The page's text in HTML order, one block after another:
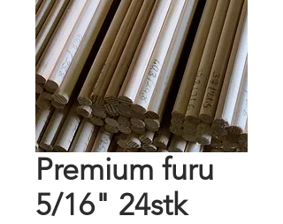
Premium furu
5/16" 24stk